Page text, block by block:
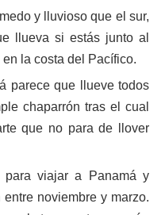
y lluvioso que el sur,
llueva si estás junto al
la costa del Pacífico.
parece que llueve todos
chaparrón tras el cual
que no para de llover
para viajar a Panamá y
noviembre y marzo.